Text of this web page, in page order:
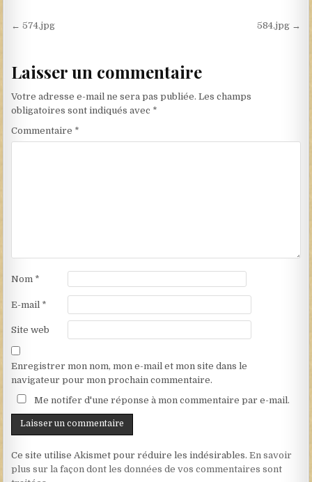
Navigation de l’article
← 574.jpg 584.jpg →
Laisser un commentaire
Votre adresse e-mail ne sera pas publiée. Les champs
obligatoires sont indiqués avec *
Commentaire *
Nom *
E-mail *
Site web
Enregistrer mon nom, mon e-mail et mon site dans le
navigateur pour mon prochain commentaire.
Me notifer d'une réponse à mon commentaire par e-mail.
Ce site utilise Akismet pour réduire les indésirables.En savoir
plus sur la façon dont les données de vos commentaires sont